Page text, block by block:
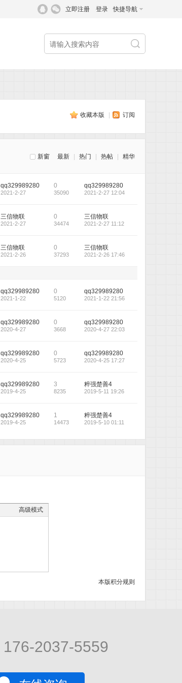
快捷导航
立即注册 登录
收藏本版 订阅
最新 热门 热帖 精华
新窗
qq329989280
2021-2-27
0
35090
qq329989280
2021-2-27 12:04
三信物联
2021-2-27
0
34474
三信物联
2021-2-27 11:12
三信物联
2021-2-26
0
37293
三信物联
2021-2-26 17:46
qq329989280
2021-1-22
0
5120
qq329989280
2021-1-22 21:56
qq329989280
2020-4-27
0
3668
qq329989280
2020-4-27 22:03
qq329989280
2020-4-25
0
5723
qq329989280
2020-4-25 17:27
qq329989280
2019-4-25
3
8235
粹强楚善4
2019-5-11 19:26
qq329989280
2019-4-25
1
14473
粹强楚善4
2019-5-10 01:11
高级模式
本版积分规则
176-2037-5559